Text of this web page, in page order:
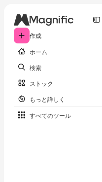
作成
ホーム
検索
ストック
もっと詳しく
すべてのツール